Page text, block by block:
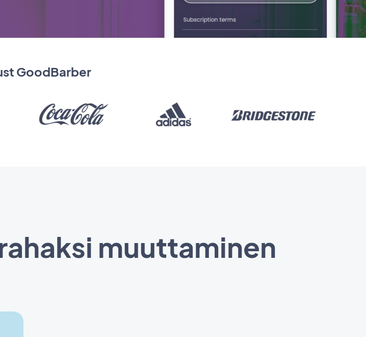
GoodBarber
muuttaminen